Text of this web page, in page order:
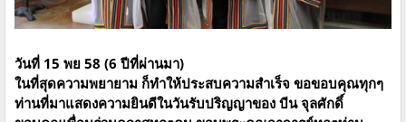
วันที่ 15 พย 58 (6 ปีที่ผ่านมา)
ในที่สุดความพยายาม ก็ทำให้ประสบความสำเร็จ ขอขอบคุณทุกๆ
ท่านที่มาแสดงความยินดีในวันรับปริญญาของ บีน จุลศักดิ์